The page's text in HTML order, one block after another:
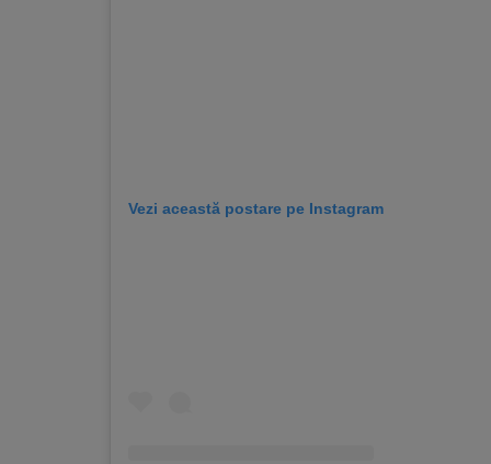
Vezi această postare pe Instagram